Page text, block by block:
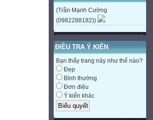
(Trần Mạnh Cường
(0982288182))
ĐIỀU TRA Ý KIẾN
Bạn thấy trang này như thế nào?
Đẹp
Bình thường
Đơn điệu
Ý kiến khác